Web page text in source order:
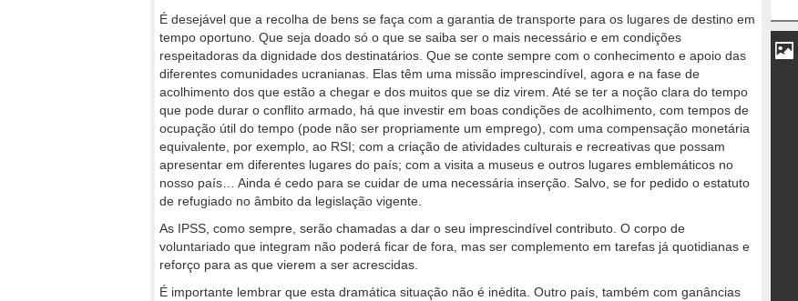
É desejável que a recolha de bens se faça com a garantia de transporte para os lugares de destino em
tempo oportuno. Que seja doado só o que se saiba ser o mais necessário e em condições
respeitadoras da dignidade dos destinatários. Que se conte sempre com o conhecimento e apoio das
diferentes comunidades ucranianas. Elas têm uma missão imprescindível, agora e na fase de
acolhimento dos que estão a chegar e dos muitos que se diz virem. Até se ter a noção clara do tempo
que pode durar o conflito armado, há que investir em boas condições de acolhimento, com tempos de
ocupação útil do tempo (pode não ser propriamente um emprego), com uma compensação monetária
equivalente, por exemplo, ao RSI; com a criação de atividades culturais e recreativas que possam
apresentar em diferentes lugares do país; com a visita a museus e outros lugares emblemáticos no
nosso país… Ainda é cedo para se cuidar de uma necessária inserção. Salvo, se for pedido o estatuto
de refugiado no âmbito da legislação vigente.
As IPSS, como sempre, serão chamadas a dar o seu imprescindível contributo. O corpo de
voluntariado que integram não poderá ficar de fora, mas ser complemento em tarefas já quotidianas e
reforço para as que vierem a ser acrescidas.
É importante lembrar que esta dramática situação não é inédita. Outro país, também com ganâncias